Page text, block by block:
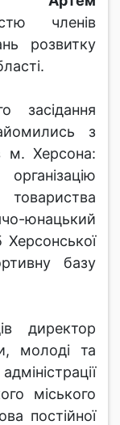
членів
розвитку
засідання
з
м. Херсона:
юнацький
базу
директор
молоді та
міського
постійної